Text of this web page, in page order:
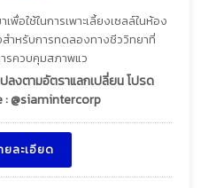
อใช้ในการเพาะเลี้ยงเซลล์ในห้อง
ำหรับการทดลองทางชีววิทยาที่
รควบคุมสภาพแว
ลงตามอัตราแลกเปลี่ยน โปรด
: @siamintercorp
ยละเอียด